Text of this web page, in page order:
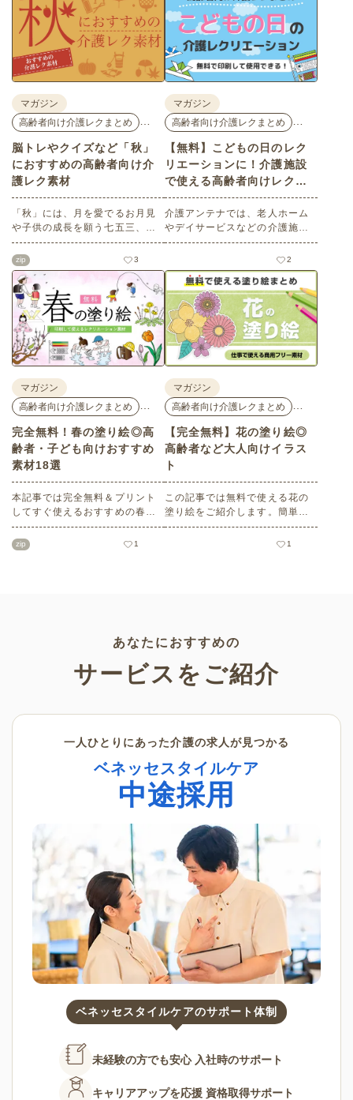
マガジン
高齢者向け介護レクまとめ
脳トレやクイズなど「秋」
におすすめの高齢者向け介
護レク素材
「秋」には、月を愛でるお月見
や子供の成長を願う七五三、深
まる秋を鑑賞する紅葉狩りな
ど、心を和ませるイベントがた
くさんあります。今回は介護ア
ンテナオリジナルの秋におすす
めの高齢者向け介護レク素材を
ご紹介します。窓越しに、色づ
く景色の変化を感じながら、楽
しんでみてはいかがでしょう
か。
zip 3
マガジン
高齢者向け介護レクまとめ
【無料】こどもの日のレク
リエーションに！介護施設
で使える高齢者向けレク素
材
介護アンテナでは、老人ホーム
やデイサービスなどの介護施設
でご利用いただける高齢者向け
レク素材を多数ご用意していま
す。今回はそのなかから、「こ
どもの日」にちなんだ素材をピ
ックアップしてご紹介。会員の
方はすべて無料・無制限でご利
用いただけます。
2
マガジン
高齢者向け介護レクまとめ
完全無料！春の塗り絵◎高
齢者・子ども向けおすすめ
素材18選
本記事では完全無料＆プリント
してすぐ使えるおすすめの春向
け塗り絵をご紹介します。ご高
齢者・子どもいずれにも最適な
zip 1
マガジン
高齢者向け介護レクまとめ
【完全無料】花の塗り絵◎
高齢者など大人向けイラス
ト
この記事では無料で使える花の
塗り絵をご紹介します。簡単な
ものから難しい大人・高齢者向
けのものまでバリエーションも
1
あなたにおすすめの
サービスをご紹介
一人ひとりにあった介護の求人が見つかる
ベネッセスタイルケア
中途採用
ベネッセスタイルケアのサポート体制
未経験の方でも安心 入社時のサポート
キャリアアップを応援 資格取得サポート